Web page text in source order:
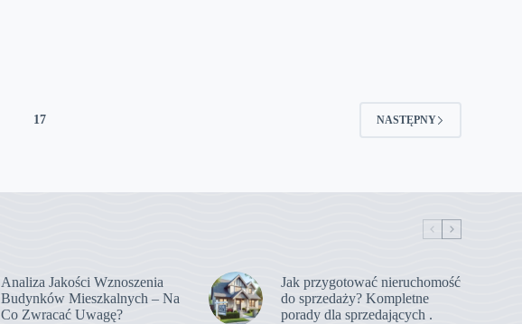
17 NASTĘPNY
Analiza Jakości Wznoszenia
Budynków Mieszkalnych – Na
Co Zwracać Uwagę?
Jak przygotować nieruchomość
do sprzedaży? Kompletne
porady dla sprzedających .